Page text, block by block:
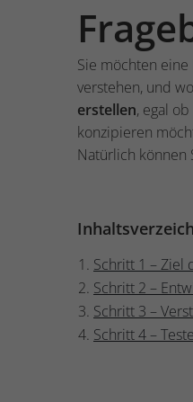
Sie möchten
verstehen, und
erstellen, egal
konzipieren
Natürlich können
Schritt 1 – Ziel
Schritt 2 –
Schritt 3 –
Schritt 4 –